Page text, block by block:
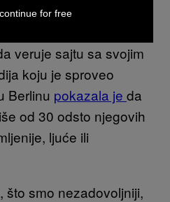
na korisnicima
Državama,
veruje sajtu sa svojim
koju je sproveo
Berlinu pokazala je da
od 30 odsto njegovih
ljuće ili
što smo nezadovoljniji,
for free